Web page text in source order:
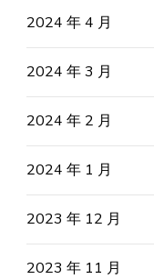
2024 年 4 月
2024 年 3 月
2024 年 2 月
2024 年 1 月
2023 年 12 月
2023 年 11 月